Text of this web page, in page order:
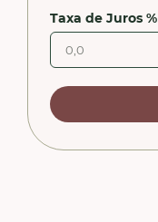
Taxa de Juros %